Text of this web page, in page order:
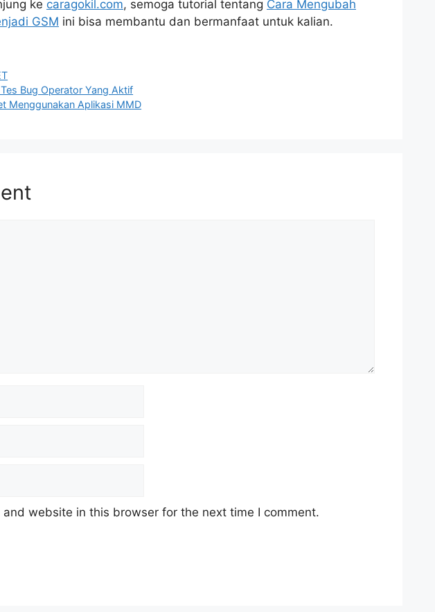
ke caragokil.com, semoga tutorial tentang Cara Mengubah
GSM ini bisa membantu dan bermanfaat untuk kalian.
Bug Operator Yang Aktif
Menggunakan Aplikasi MMD
and website in this browser for the next time I comment.